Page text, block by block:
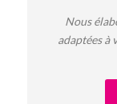
Nous
adaptées à